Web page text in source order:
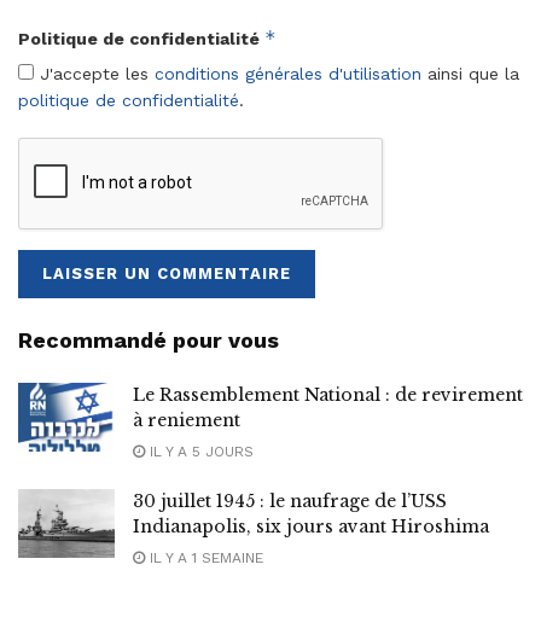
Politique de confidentialité *
J'accepte les conditions générales d'utilisation ainsi que la
politique de confidentialité.
Recommandé pour vous
Le Rassemblement National : de revirement
à reniement
IL Y A 5 JOURS
30 juillet 1945 : le naufrage de l’USS
Indianapolis, six jours avant Hiroshima
IL Y A 1 SEMAINE